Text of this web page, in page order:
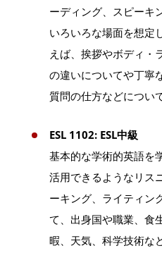
ーディング、スピーキ
いろいろな場面を想定
えば、挨拶やボディ・
の違いについてや丁寧
質問の仕方などについ
ESL 1102: ESL中級
基本的な学術的英語を
活用できるようなリス
ーキング、ライティン
て、出身国や職業、食
暇、天気、科学技術な